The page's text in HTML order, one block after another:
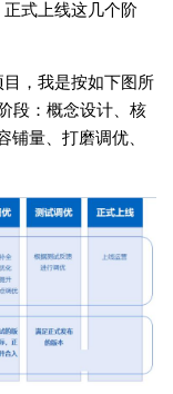
式上线这几个阶
，我是按如下图所
段：概念设计、核
铺量、打磨调优、